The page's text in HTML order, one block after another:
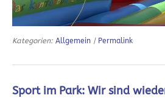
Kategorien: Allgemein | Permalink
Sport im Park: Wir sind